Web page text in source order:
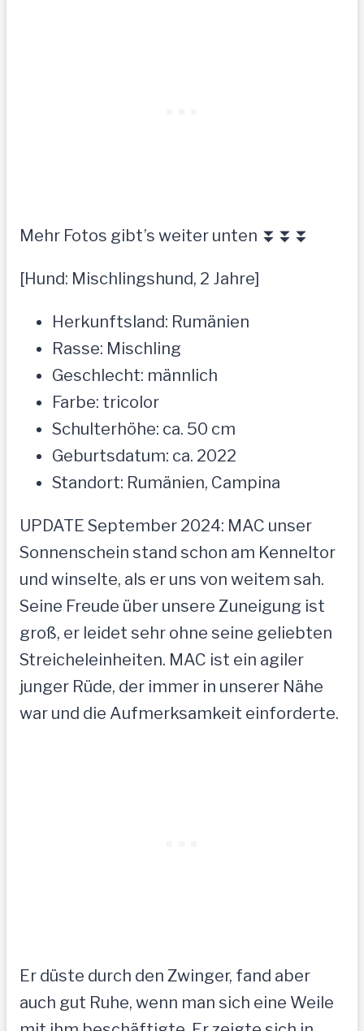
Mehr Fotos gibt’s weiter unten ⏬⏬⏬
[Hund: Mischlingshund, 2 Jahre]
Herkunftsland: Rumänien
Rasse: Mischling
Geschlecht: männlich
Farbe: tricolor
Schulterhöhe: ca. 50 cm
Geburtsdatum: ca. 2022
Standort: Rumänien, Campina
UPDATE September 2024: MAC unser
Sonnenschein stand schon am Kenneltor
und winselte, als er uns von weitem sah.
Seine Freude über unsere Zuneigung ist
groß, er leidet sehr ohne seine geliebten
Streicheleinheiten. MAC ist ein agiler
junger Rüde, der immer in unserer Nähe
war und die Aufmerksamkeit einforderte.
Er düste durch den Zwinger, fand aber
auch gut Ruhe, wenn man sich eine Weile